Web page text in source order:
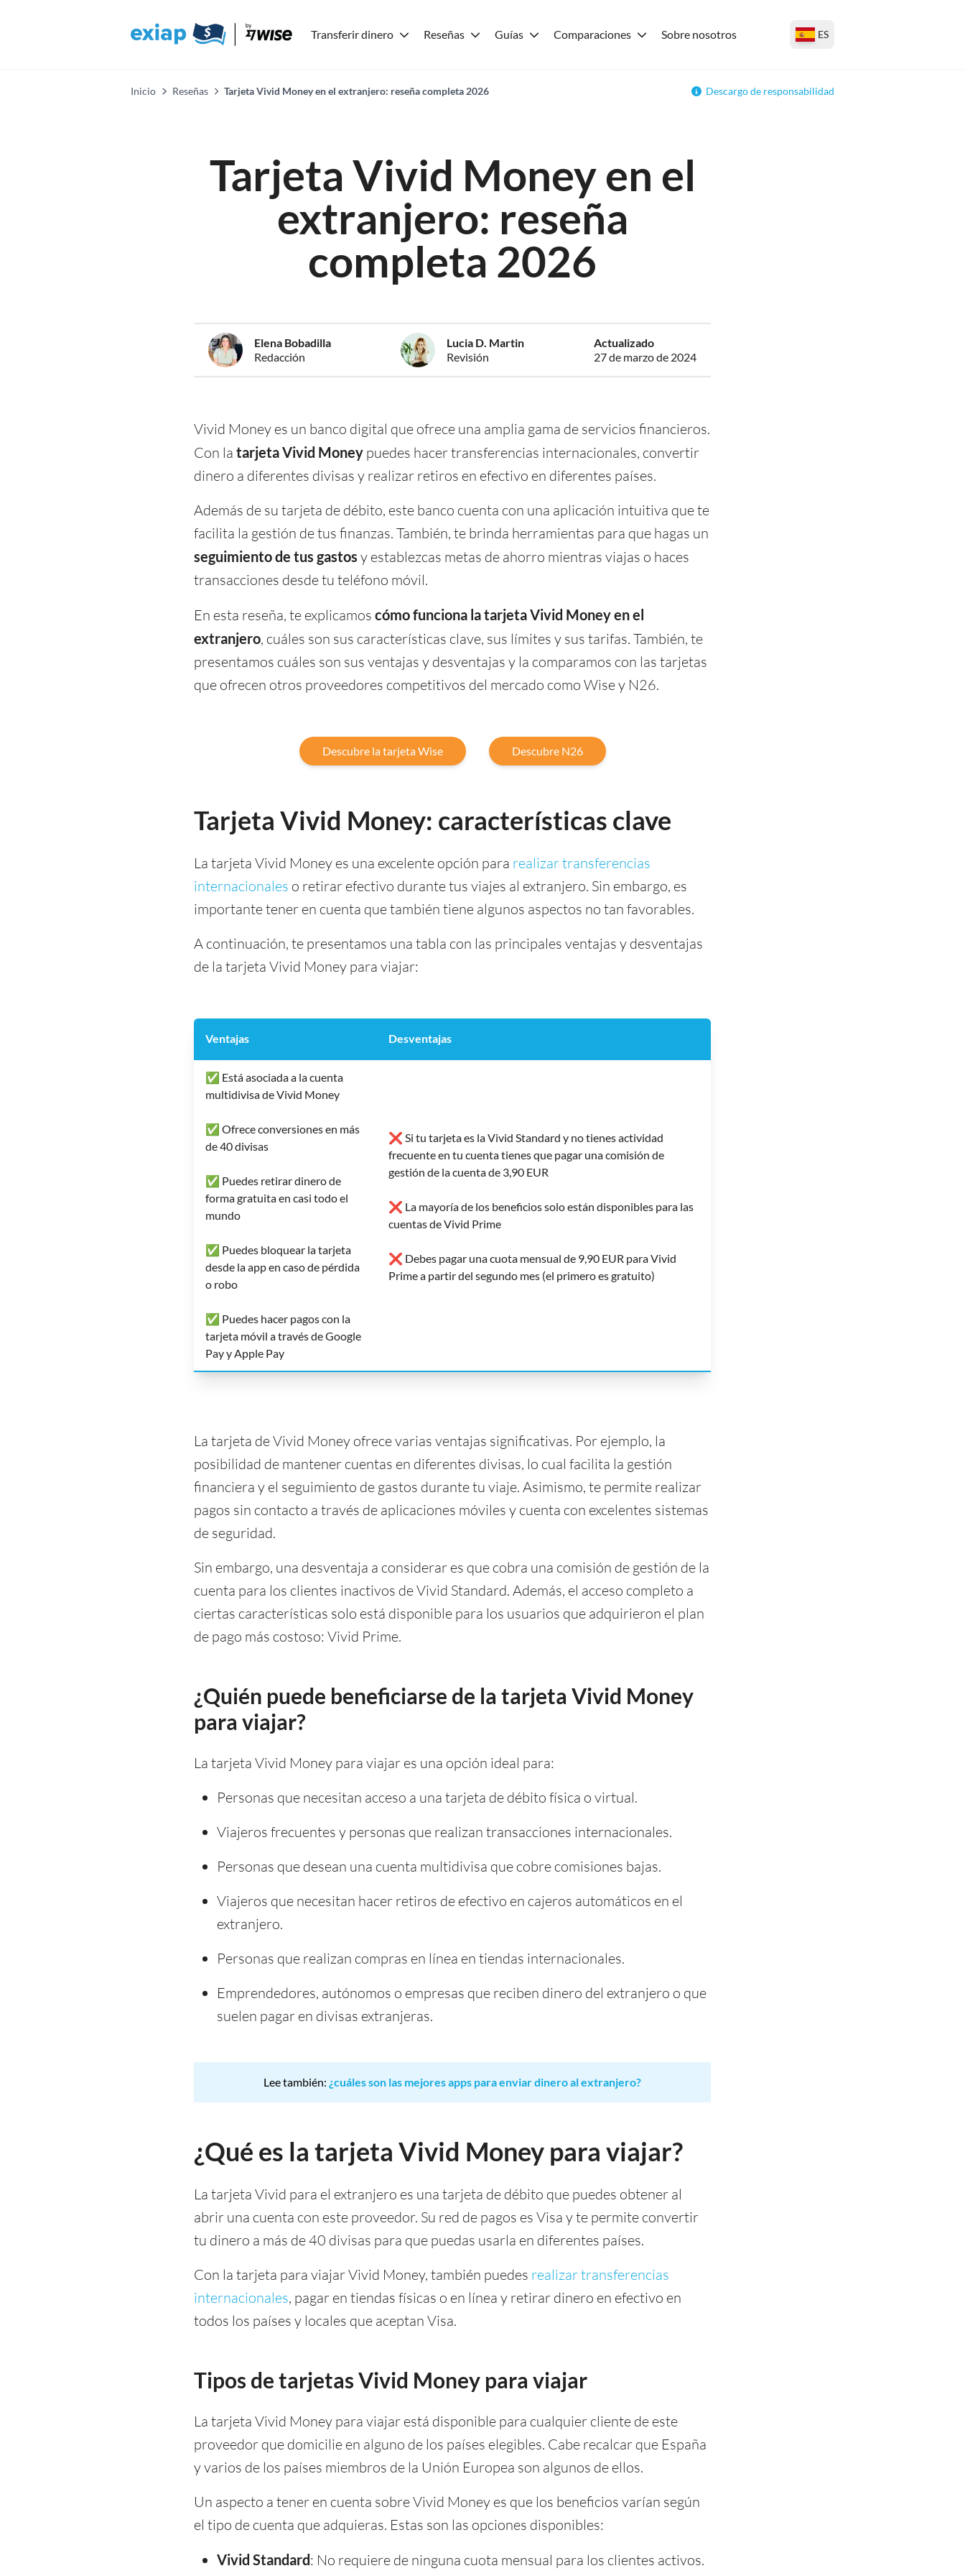
Transferir dinero Reseñas Guías Comparaciones Sobre nosotros ES
Inicio Reseñas Tarjeta Vivid Money en el extranjero: reseña completa 2026 Descargo de responsabilidad
Tarjeta Vivid Money en el
extranjero: reseña
completa 2026
Elena Bobadilla
Redacción
Lucia D. Martin
Revisión
Actualizado
27 de marzo de 2024
Vivid Money es un banco digital que ofrece una amplia gama de servicios financieros.
Con la tarjeta Vivid Money puedes hacer transferencias internacionales, convertir
dinero a diferentes divisas y realizar retiros en efectivo en diferentes países.
Además de su tarjeta de débito, este banco cuenta con una aplicación intuitiva que te
facilita la gestión de tus finanzas. También, te brinda herramientas para que hagas un
seguimiento de tus gastos y establezcas metas de ahorro mientras viajas o haces
transacciones desde tu teléfono móvil.
En esta reseña, te explicamos cómo funciona la tarjeta Vivid Money en el
extranjero, cuáles son sus características clave, sus límites y sus tarifas. También, te
presentamos cuáles son sus ventajas y desventajas y la comparamos con las tarjetas
que ofrecen otros proveedores competitivos del mercado como Wise y N26.
Descubre la tarjeta Wise Descubre N26
Tarjeta Vivid Money: características clave
La tarjeta Vivid Money es una excelente opción para realizar transferencias
internacionales o retirar efectivo durante tus viajes al extranjero. Sin embargo, es
importante tener en cuenta que también tiene algunos aspectos no tan favorables.
A continuación, te presentamos una tabla con las principales ventajas y desventajas
de la tarjeta Vivid Money para viajar:
Ventajas Desventajas
✅ Está asociada a la cuenta
multidivisa de Vivid Money
✅ Ofrece conversiones en más
de 40 divisas
✅ Puedes retirar dinero de
forma gratuita en casi todo el
mundo
✅ Puedes bloquear la tarjeta
desde la app en caso de pérdida
o robo
✅ Puedes hacer pagos con la
tarjeta móvil a través de Google
Pay y Apple Pay
❌ Si tu tarjeta es la Vivid Standard y no tienes actividad
frecuente en tu cuenta tienes que pagar una comisión de
gestión de la cuenta de 3,90 EUR
❌ La mayoría de los beneficios solo están disponibles para las
cuentas de Vivid Prime
❌ Debes pagar una cuota mensual de 9,90 EUR para Vivid
Prime a partir del segundo mes (el primero es gratuito)
La tarjeta de Vivid Money ofrece varias ventajas significativas. Por ejemplo, la
posibilidad de mantener cuentas en diferentes divisas, lo cual facilita la gestión
financiera y el seguimiento de gastos durante tu viaje. Asimismo, te permite realizar
pagos sin contacto a través de aplicaciones móviles y cuenta con excelentes sistemas
de seguridad.
Sin embargo, una desventaja a considerar es que cobra una comisión de gestión de la
cuenta para los clientes inactivos de Vivid Standard. Además, el acceso completo a
ciertas características solo está disponible para los usuarios que adquirieron el plan
de pago más costoso: Vivid Prime.
¿Quién puede beneficiarse de la tarjeta Vivid Money
para viajar?
La tarjeta Vivid Money para viajar es una opción ideal para:
Personas que necesitan acceso a una tarjeta de débito física o virtual.
Viajeros frecuentes y personas que realizan transacciones internacionales.
Personas que desean una cuenta multidivisa que cobre comisiones bajas.
Viajeros que necesitan hacer retiros de efectivo en cajeros automáticos en el
extranjero.
Personas que realizan compras en línea en tiendas internacionales.
Emprendedores, autónomos o empresas que reciben dinero del extranjero o que
suelen pagar en divisas extranjeras.
Lee también: ¿cuáles son las mejores apps para enviar dinero al extranjero?
¿Qué es la tarjeta Vivid Money para viajar?
La tarjeta Vivid para el extranjero es una tarjeta de débito que puedes obtener al
abrir una cuenta con este proveedor. Su red de pagos es Visa y te permite convertir
tu dinero a más de 40 divisas para que puedas usarla en diferentes países.
Con la tarjeta para viajar Vivid Money, también puedes realizar transferencias
internacionales, pagar en tiendas físicas o en línea y retirar dinero en efectivo en
todos los países y locales que aceptan Visa.
Tipos de tarjetas Vivid Money para viajar
La tarjeta Vivid Money para viajar está disponible para cualquier cliente de este
proveedor que domicilie en alguno de los países elegibles. Cabe recalcar que España
y varios de los países miembros de la Unión Europea son algunos de ellos.
Un aspecto a tener en cuenta sobre Vivid Money es que los beneficios varían según
el tipo de cuenta que adquieras. Estas son las opciones disponibles:
Vivid Standard: No requiere de ninguna cuota mensual para los clientes activos.